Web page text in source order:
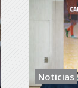
Noticias